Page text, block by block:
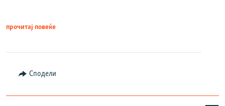
прочитај повеќе
Сподели